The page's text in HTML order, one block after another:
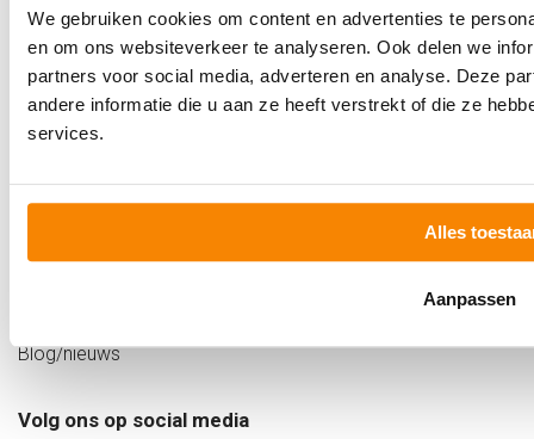
We gebruiken cookies om content en advertenties te
en om ons websiteverkeer te analyseren. Ook delen we
partners voor social media, adverteren en analyse. Deze
andere informatie die u aan ze heeft verstrekt of die ze
services.
Alles
Aanpassen
Vrijdag
09:20 - 20:00 uur
Zaterdag
08:40 - 17:20 uur
Zondag
Gesloten
Ruilen en retourneren?
Veelgestelde vragen
het LoopCentrum
Contact
Blog/nieuws
Volg ons op social media